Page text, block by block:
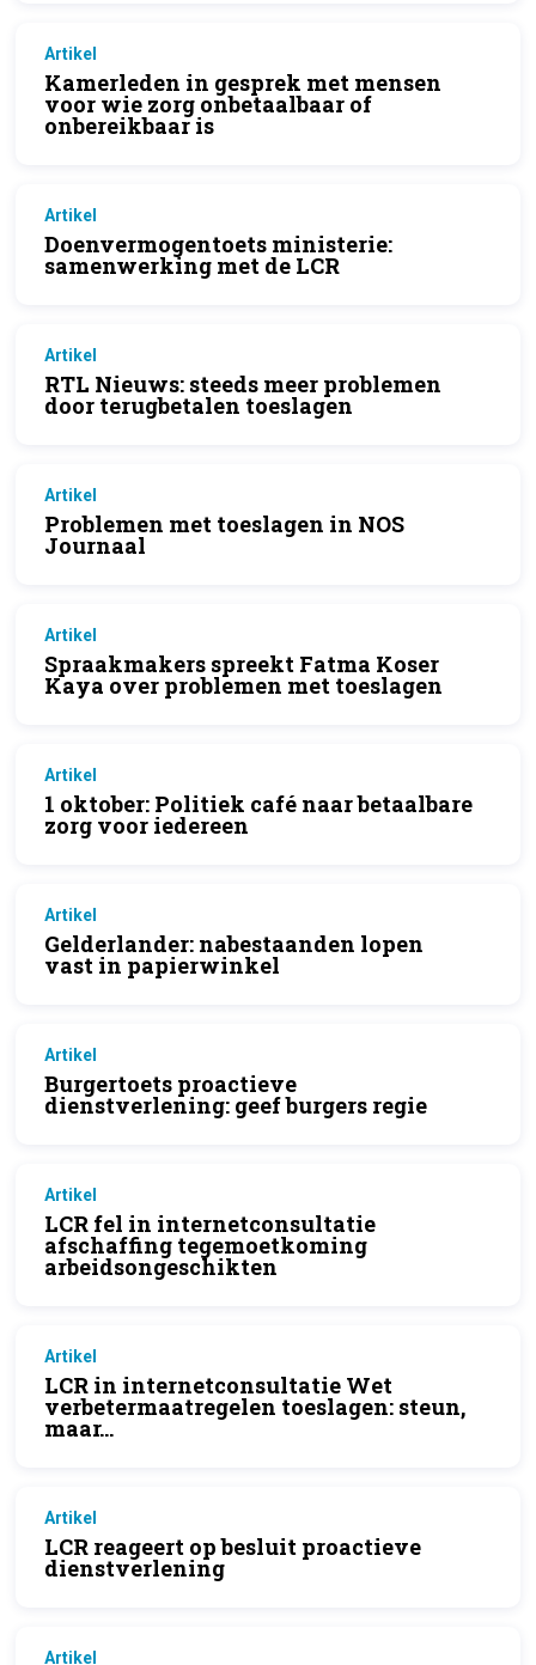
Artikel
Kamerleden in gesprek met mensen
voor wie zorg onbetaalbaar of
onbereikbaar is
Artikel
Doenvermogentoets ministerie:
samenwerking met de LCR
Artikel
RTL Nieuws: steeds meer problemen
door terugbetalen toeslagen
Artikel
Problemen met toeslagen in NOS
Journaal
Artikel
Spraakmakers spreekt Fatma Koser
Kaya over problemen met toeslagen
Artikel
1 oktober: Politiek café naar betaalbare
zorg voor iedereen
Artikel
Gelderlander: nabestaanden lopen
vast in papierwinkel
Artikel
Burgertoets proactieve
dienstverlening: geef burgers regie
Artikel
LCR fel in internetconsultatie
afschaffing tegemoetkoming
arbeidsongeschikten
Artikel
LCR in internetconsultatie Wet
verbetermaatregelen toeslagen: steun,
maar...
Artikel
LCR reageert op besluit proactieve
dienstverlening
Artikel